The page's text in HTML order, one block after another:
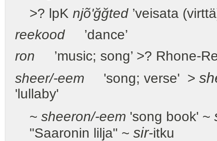
>? lpK njõ'ğğted’veisata
reekood’dance’
ron ’music; song’ >? Rhone-
sheer/-eem 'song; verse' >
'lullaby'
~ sheeron/-eem 'song book' ~
"Saaronin lilja" ~ sir-itku